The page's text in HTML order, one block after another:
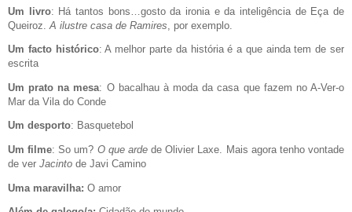
Um livro: Há tantos bons…gosto da ironia e da inteligência de Eça de
Queiroz. A ilustre casa de Ramires , por exemplo.
Um facto histórico: A melhor parte da história é a que ainda tem de ser
escrita
Um prato na mesa: O bacalhau à moda da casa que fazem no A-Ver-o
Mar da Vila do Conde
Um desporto: Basquetebol
Um filme: So um? O que ardede Olivier Laxe. Mais agora tenho vontade
de ver Jacinto de Javi Camino
Uma maravilha: O amor